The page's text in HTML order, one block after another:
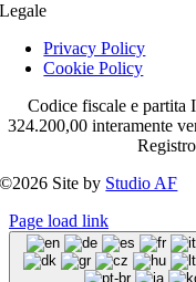
Legale
Privacy Policy
Cookie Policy
Codice fiscale e partita
324.200,00 interamente
©2026 Site by Studio AF
Page load link